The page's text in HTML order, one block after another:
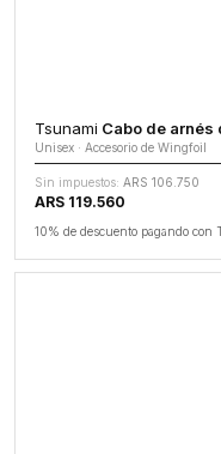
Tsunami Cabo de arnés
Unisex · Accesorio de Wingfoil
Sin impuestos: ARS 106.750
ARS 119.560
10% de descuento pagando con